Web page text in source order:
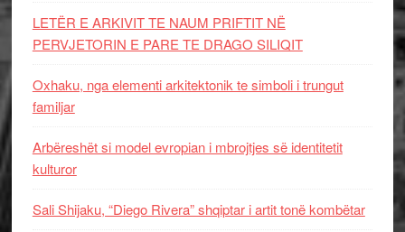
LETËR E ARKIVIT TE NAUM PRIFTIT NË
PERVJETORIN E PARE TE DRAGO SILIQIT
Oxhaku, nga elementi arkitektonik te simboli i trungut
familjar
Arbëreshët si model evropian i mbrojtjes së identitetit
kulturor
Sali Shijaku, “Diego Rivera” shqiptar i artit tonë kombëtar